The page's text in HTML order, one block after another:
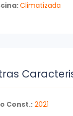
Climatizada
Const.:2021